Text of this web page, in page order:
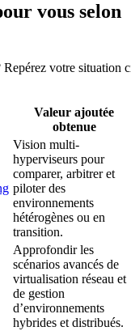
vous selon
votre situation
Valeur ajoutée
obtenue
Vision multi-
hyperviseurs pour
comparer, arbitrer et
piloter des
environnements
hétérogènes ou en
transition.
Approfondir les
scénarios avancés de
virtualisation réseau et
de gestion
d’environnements
hybrides et distribués.